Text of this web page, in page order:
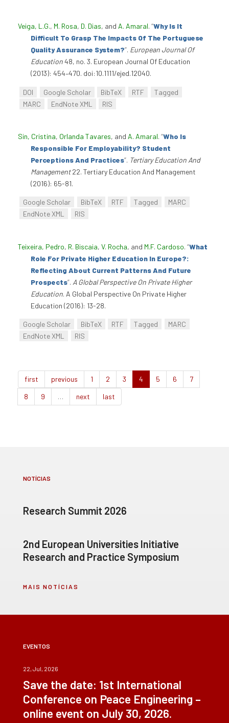
Veiga, L.G., M. Rosa, D. Dias, and A. Amaral. “Why Is It
Difficult To Grasp The Impacts Of The Portuguese
Quality Assurance System?”. European Journal Of
Education48, no. 3. European Journal Of Education
(2013): 454–470. doi:10.1111/ejed.12040.
DOI Google Scholar BibTeX RTF
Tagged
MARC
EndNote XML RIS
Sin, Cristina, Orlanda Tavares, and A. Amaral. “Who Is
Responsible For Employability? Student
Perceptions And Practices”. Tertiary Education And
Management22. Tertiary Education And Management
(2016): 65-81.
Google Scholar BibTeX RTF Tagged
MARC
EndNote XML
RIS
Teixeira, Pedro, R. Biscaia, V. Rocha, and M.F. Cardoso. “What
Role For Private Higher Education In Europe?:
Reflecting About Current Patterns And Future
Prospects”. A Global Perspective On Private Higher
Education. A Global Perspective On Private Higher
Education (2016): 13-28.
Google Scholar BibTeX RTF Tagged
MARC
EndNote XML
RIS
first previous 1 2 3 4 5 6
7
8
9 … next last
NOTÍCIAS
Research Summit 2026
2nd European Universities Initiative
Research and Practice Symposium
MAIS NOTÍCIAS
EVENTOS
22, Jul, 2026
Save the date: 1st International
Conference on Peace Engineering –
online event on July 30, 2026.